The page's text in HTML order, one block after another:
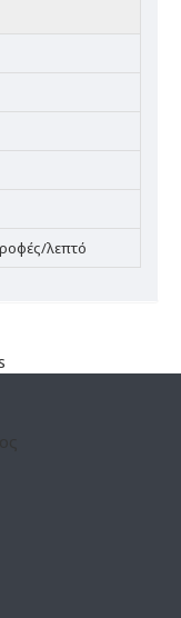
λεπτό